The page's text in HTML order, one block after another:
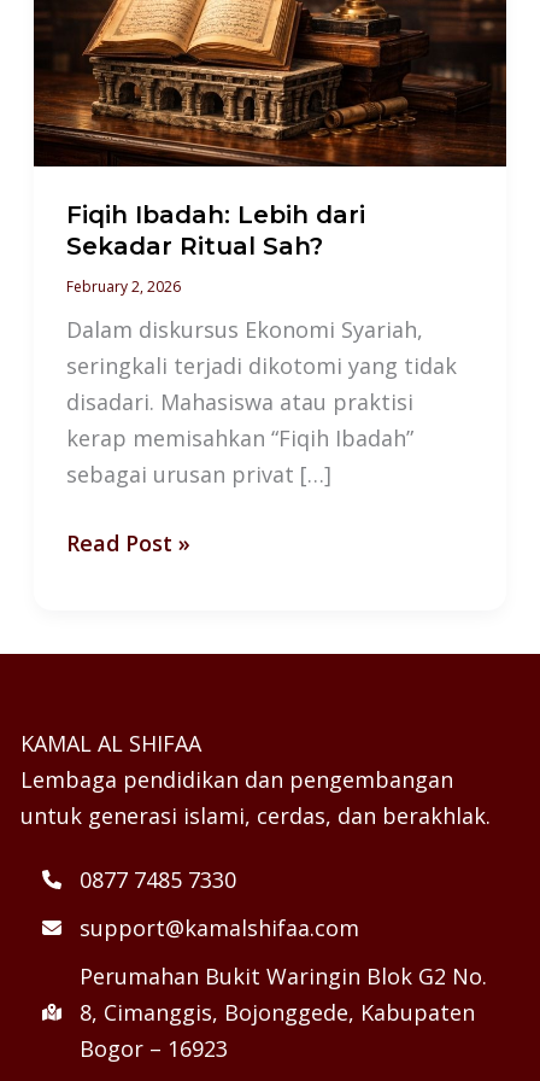
Fiqih Ibadah: Lebih dari
Sekadar Ritual Sah?
February 2, 2026
Dalam diskursus Ekonomi Syariah,
seringkali terjadi dikotomi yang tidak
disadari. Mahasiswa atau praktisi
kerap memisahkan “Fiqih Ibadah”
sebagai urusan privat […]
Sekadar
Ritual
Sah?
Read Post »
KAMAL AL SHIFAA
Lembaga pendidikan dan pengembangan
untuk generasi islami, cerdas, dan berakhlak.
0877 7485 7330
support@kamalshifaa.com
Perumahan Bukit Waringin Blok G2 No.
8, Cimanggis, Bojonggede, Kabupaten
Bogor – 16923